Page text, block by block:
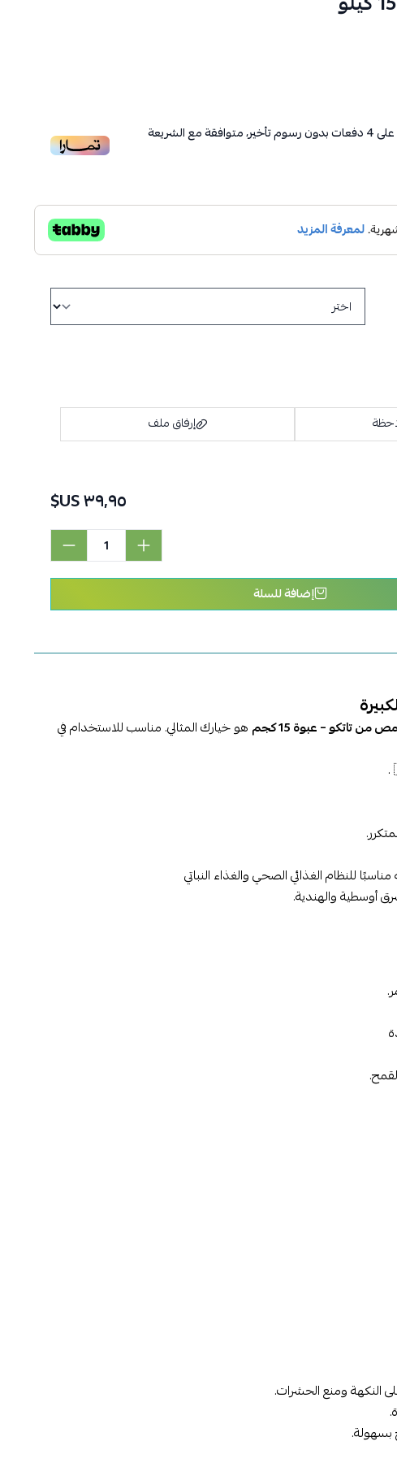
على4دفعات بدون رسوم تأخير، متوافقة مع الشريعة
إرفاق ملف
٣٩٫٩٥ US$
إضافة للسلة
تاتكو – عبوة 15 كجم
هو خيارك المثالي. مناسب للاستخدام في
للنظام الغذائي الصحي والغذاء النباتي
أوسطية والهندية.
النكهة ومنع الحشرات.